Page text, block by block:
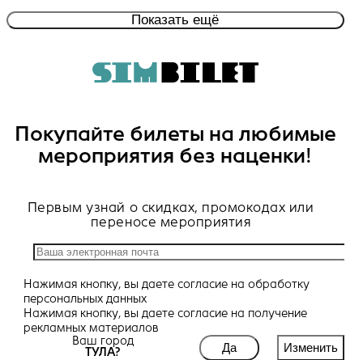
Показать ещё
Покупайте билеты на любимые
мероприятия без наценки!
Первым узнай о скидках, промокодах или
переносе мероприятия
Нажимая кнопку, вы даете согласие на обработку
персональных данных
Нажимая кнопку, вы даете согласие на получение
рекламных материалов
Ваш город
ТУЛА?
Да Изменить